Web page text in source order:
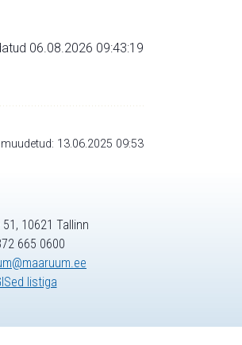
06.08.2026 09:43:19
13.06.2025 09:53
10621 Tallinn
665 0600
listiga